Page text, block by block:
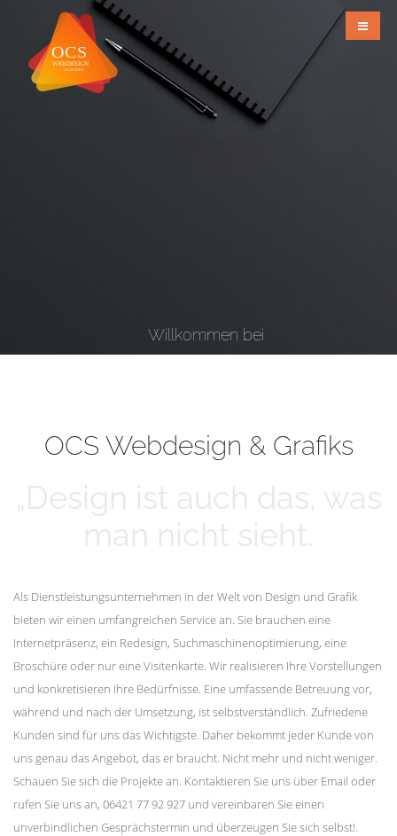
Willkommen bei
OCS Webdesign & Grafiks
Als Dienstleistungsunternehmen in der Welt von Design und Grafik
bieten wir einen umfangreichen Service an. Sie brauchen eine
Internetpräsenz, ein Redesign, Suchmaschinenoptimierung, eine
Broschüre oder nur eine Visitenkarte. Wir realisieren Ihre Vorstellungen
und konkretisieren Ihre Bedürfnisse. Eine umfassende Betreuung vor,
während und nach der Umsetzung, ist selbstverständlich. Zufriedene
Kunden sind für uns das Wichtigste. Daher bekommt jeder Kunde von
uns genau das Angebot, das er braucht. Nicht mehr und nicht weniger.
Schauen Sie sich die Projekte an. Kontaktieren Sie uns über Email oder
rufen Sie uns an, 06421 77 92 927 und vereinbaren Sie einen
unverbindlichen Gesprächstermin und überzeugen Sie sich selbst!.